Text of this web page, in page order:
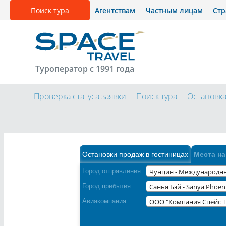
Поиск тура Агентствам Частным лицам
Туроператор с 1991 года
Проверка статуса заявки Поиск тура
Остановки продаж в гостиницах Места
Город отправления
Город прибытия
Авиакомпания